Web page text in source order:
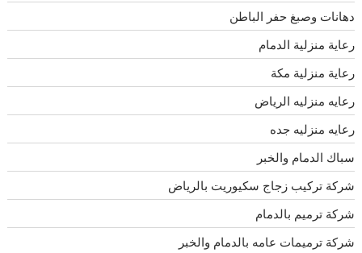
دهانات وصبغ حفر الباطن
رعاية منزلية الدمام
رعاية منزلية مكة
رعايه منزليه الرياض
رعايه منزليه جده
سباك الدمام والخبر
شركة تركيب زجاج سكيوريت بالرياض
شركة ترميم بالدمام
شركة ترميمات عامه بالدمام والخبر